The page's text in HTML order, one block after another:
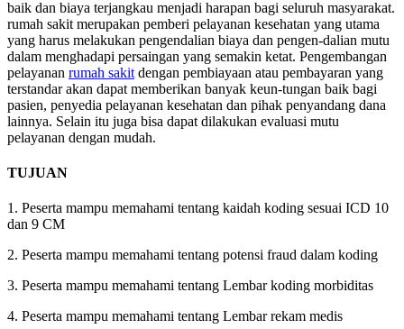
baik dan biaya terjangkau menjadi harapan bagi seluruh masyarakat.
rumah sakit merupakan pemberi pelayanan kesehatan yang utama
yang harus melakukan pengendalian biaya dan pengen-dalian mutu
dalam menghadapi persaingan yang semakin ketat. Pengembangan
pelayanan rumah sakit dengan pembiayaan atau pembayaran yang
terstandar akan dapat memberikan banyak keun-tungan baik bagi
pasien, penyedia pelayanan kesehatan dan pihak penyandang dana
lainnya. Selain itu juga bisa dapat dilakukan evaluasi mutu
pelayanan dengan mudah.
TUJUAN
1. Peserta mampu memahami tentang kaidah koding sesuai ICD 10
dan 9 CM
2. Peserta mampu memahami tentang potensi fraud dalam koding
3. Peserta mampu memahami tentang Lembar koding morbiditas
4. Peserta mampu memahami tentang Lembar rekam medis